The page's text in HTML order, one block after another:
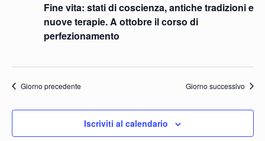
Fine vita: stati di coscienza, antiche tradizioni e
nuove terapie. A ottobre il corso di
perfezionamento
Giorno precedente Giorno successivo
Iscriviti al calendario